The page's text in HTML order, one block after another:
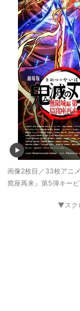
画像2枚目／33枚アニ
窩座再来』第5弾キー
▼スク